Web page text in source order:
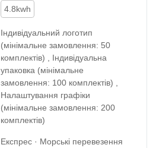
4.8kwh
Індивідуальний логотип
(мінімальне замовлення: 50
комплектів) , Індивідуальна
упаковка (мінімальне
замовлення: 100 комплектів) ,
Налаштування графіки
(мінімальне замовлення: 200
комплектів)
Експрес · Морські перевезення